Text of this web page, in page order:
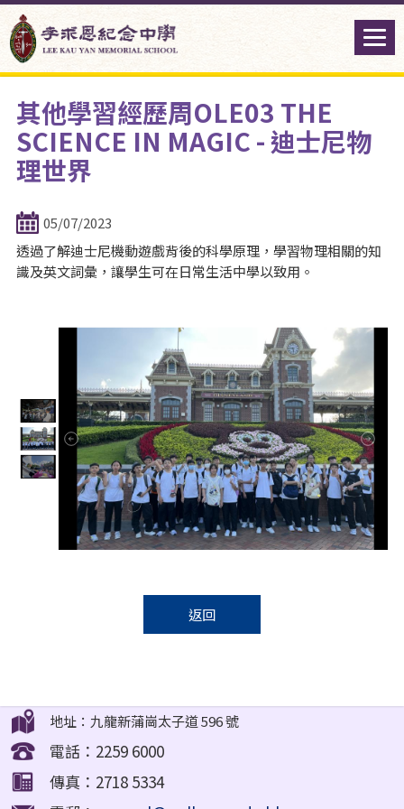
其他學習經歷周OLE03 THE
SCIENCE IN MAGIC - 迪士尼物
理世界
05/07/2023
透過了解迪士尼機動遊戲背後的科學原理，學習物理相關的知
識及英文詞彙，讓學生可在日常生活中學以致用。
返回
地址：九龍新蒲崗太子道 596 號
電話：2259 6000
傳真：2718 5334